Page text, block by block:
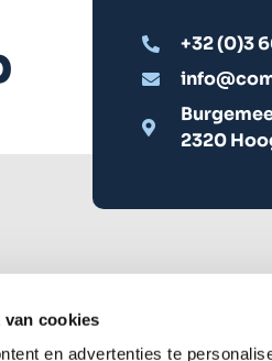
van cookies
en advertenties te
+32 (0)3
2320